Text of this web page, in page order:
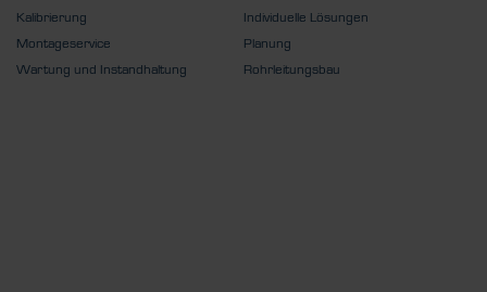
Kalibrierung
Montageservice
Wartung und Instandhaltung
Individuelle Lösungen
Planung
Rohrleitungsbau